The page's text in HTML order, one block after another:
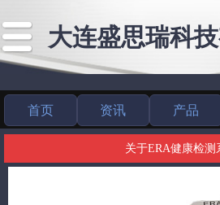
大连盛思瑞科
首页 资讯 产品
关于ERA健康检测